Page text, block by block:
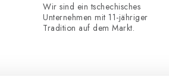
Wir sind ein tschechisches
Unternehmen mit 11-jähriger
Tradition auf dem Markt.